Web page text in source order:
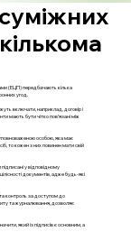
(ЕЦП) передбачають кілька
угод.
включати, наприклад, договір і
мають бути чітко пов’язані між
особою, яка має
то кожен з них повинен мати свій
у відповідному
документів, адже будь-які
контроль за доступом до
та журналювання, дозволяє
який із підписів є основним, а